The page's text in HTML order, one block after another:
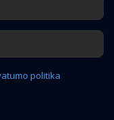
politika